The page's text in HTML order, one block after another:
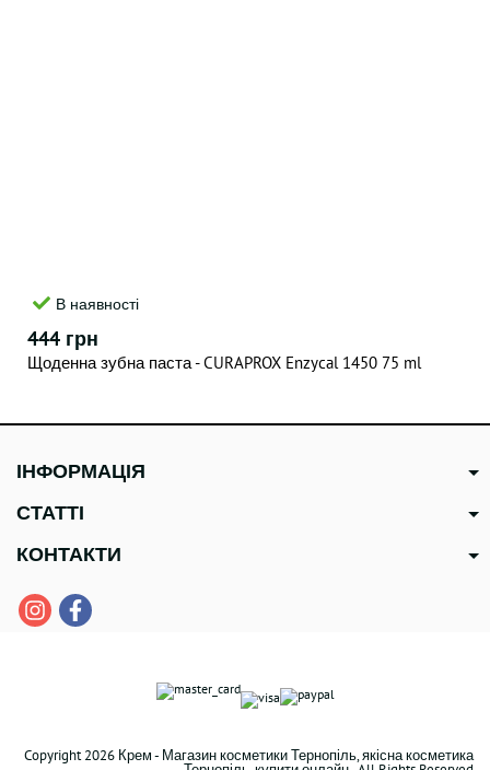
В наявності
444 грн
Щоденна зубна паста - CURAPROX Enzycal 1450 75 ml
ІНФОРМАЦІЯ
СТАТТІ
КОНТАКТИ
Copyright 2026 Крем - Магазин косметики Тернопіль, якісна косметика